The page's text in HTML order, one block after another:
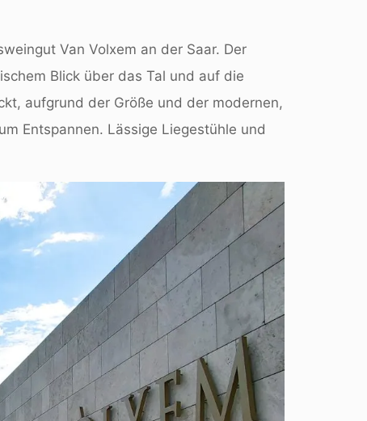
Van Volxem an der Saar. Der
Blick über das Tal und auf die
aufgrund der Größe und der modernen,
Entspannen. Lässige Liegestühle und